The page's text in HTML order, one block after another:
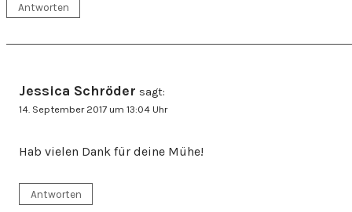
Antworten
Jessica Schröder sagt:
14. September 2017 um 13:04 Uhr
Hab vielen Dank für deine Mühe!
Antworten